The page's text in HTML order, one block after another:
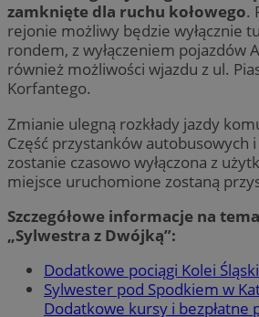
zamknięte dla ruchu kołowego.
rejonie możliwy będzie wyłącznie
rondem, z wyłączeniem pojazdów
również możliwości wjazdu z ul.
Korfantego.
Zmianie ulegną rozkłady jazdy
Część przystanków autobusowych
zostanie czasowo wyłączona z
miejsce uruchomione zostaną
Szczegółowe informacje na
„Sylwestra z Dwójką”:
Dodatkowe pociągi Kolei
Sylwester pod Spodkiem w
Dodatkowe kursy i bezpłatne